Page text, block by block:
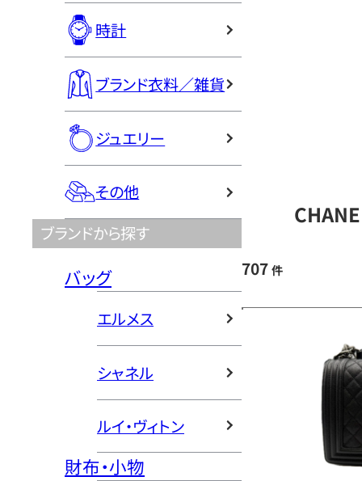
時計
ブランド衣料／雑貨
ジュエリー
その他
ブランドから探す
バッグ
エルメス
シャネル
ルイ・ヴィトン
財布・小物
707 件